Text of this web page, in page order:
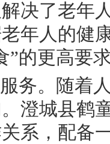
决了老年
年人的健
”的更高要
务。随着
澄城县鹤
系，配备